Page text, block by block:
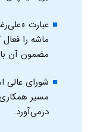
عبارت
ماشه را
مضمون آن
شورای عالی
مسیر
درمی‌آورد.